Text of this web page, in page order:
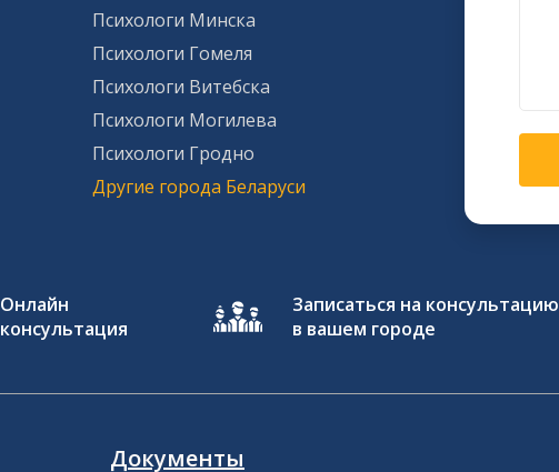
Психологи Минска
Психологи Гомеля
Психологи Витебска
Психологи Могилева
Психологи Гродно
Другие города Беларуси
Онлайн
консультация
Записаться на консультацию
в вашем городе
Документы